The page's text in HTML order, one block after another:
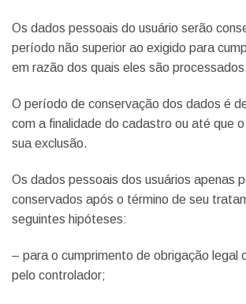
Os dados pessoais do usuário serão
período não superior ao exigido para
em razão dos quais eles são processados.
O período de conservação dos dados é
com a finalidade do cadastro ou até que
sua exclusão.
Os dados pessoais dos usuários apenas
conservados após o término de seu
seguintes hipóteses:
– para o cumprimento de obrigação legal
pelo controlador;